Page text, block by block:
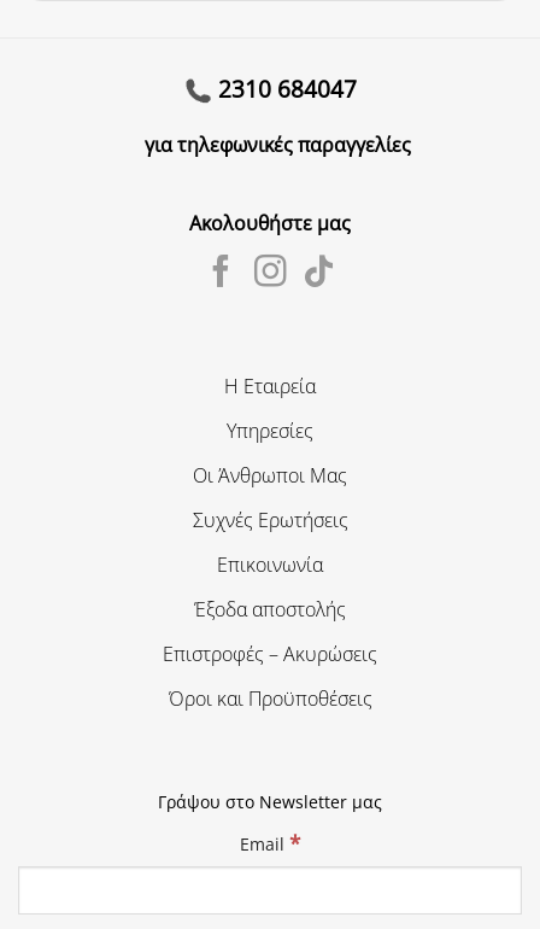
2310 684047
για τηλεφωνικές παραγγελίες
Ακολουθήστε μας
Η Εταιρεία
Υπηρεσίες
Οι Άνθρωποι Μας
Συχνές Ερωτήσεις
Επικοινωνία
Έξοδα αποστολής
Επιστροφές – Ακυρώσεις
Όροι και Προϋποθέσεις
Γράψου στο Newsletter μας
Email *